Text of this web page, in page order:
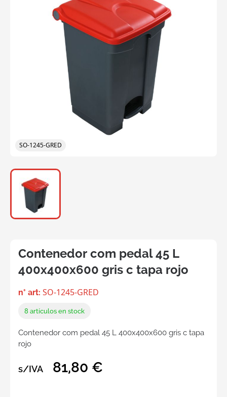
SO-1245-GRED
Contenedor com pedal 45 L
400x400x600 gris c tapa rojo
n° art: SO-1245-GRED
8 artículos en stock
Contenedor com pedal 45 L 400x400x600 gris c tapa
rojo
s/IVA 81,80 €